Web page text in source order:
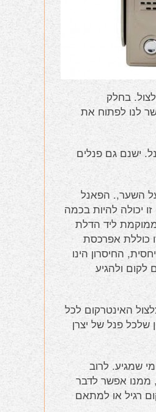
בחלק
לנו לפתוח את
ישנם גם פנלים
השער,. הפאנל
יכולה להיות בכמה
ליד הדלת
כוללת אפרכסת
החיסרון הינו
ולהגיע
האינטרקום לכל
פנל של יצרן
שמגיע. לרוב
ממנו אפשר לדבר
רגיל או למתאם